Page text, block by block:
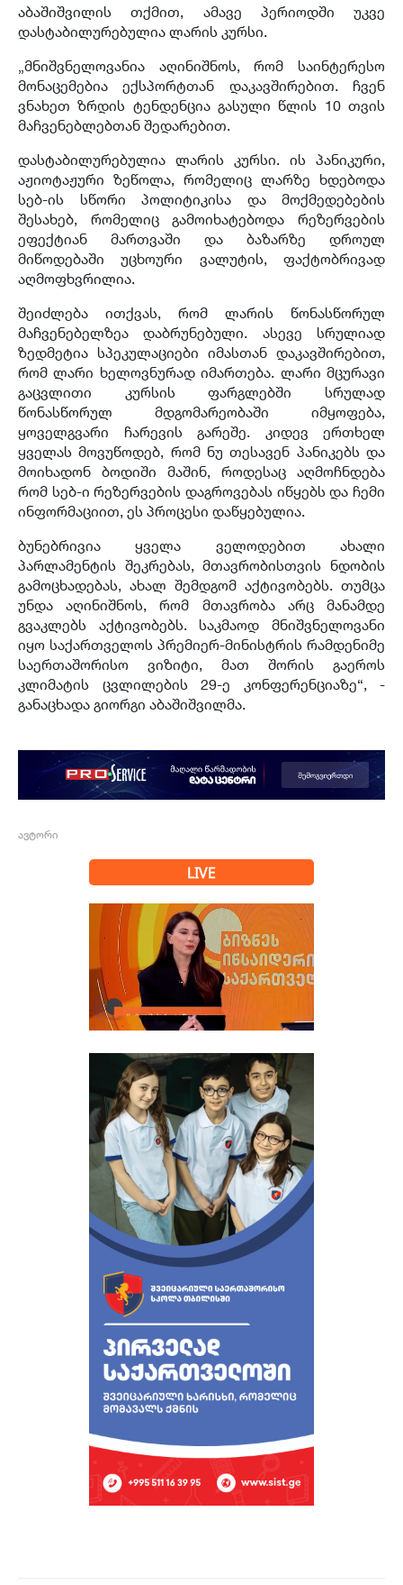
აბაშიშვილის თქმით, ამავე პერიოდში უკვე
დასტაბილურებულია ლარის კურსი.
„მნიშვნელოვანია აღინიშნოს, რომ საინტერესო
მონაცემებია ექსპორტთან დაკავშირებით. ჩვენ
ვნახეთ ზრდის ტენდენცია გასული წლის 10 თვის
მაჩვენებლებთან შედარებით.
დასტაბილურებულია ლარის კურსი. ის პანიკური,
აჟიოტაჟური ზეწოლა, რომელიც ლარზე ხდებოდა
სებ-ის სწორი პოლიტიკისა და მოქმედებების
შესახებ, რომელიც გამოიხატებოდა რეზერვების
ეფექტიან მართვაში და ბაზარზე დროულ
მიწოდებაში უცხოური ვალუტის, ფაქტობრივად
აღმოფხვრილია.
შეიძლება ითქვას, რომ ლარის წონასწორულ
მაჩვენებელზეა დაბრუნებული. ასევე სრულიად
ზედმეტია სპეკულაციები იმასთან დაკავშირებით,
რომ ლარი ხელოვნურად იმართება. ლარი მცურავი
გაცვლითი კურსის ფარგლებში სრულად
წონასწორულ მდგომარეობაში იმყოფება,
ყოველგვარი ჩარევის გარეშე. კიდევ ერთხელ
ყველას მოვუწოდებ, რომ ნუ თესავენ პანიკებს და
მოიხადონ ბოდიში მაშინ, როდესაც აღმოჩნდება
რომ სებ-ი რეზერვების დაგროვებას იწყებს და ჩემი
ინფორმაციით, ეს პროცესი დაწყებულია.
ბუნებრივია ყველა ველოდებით ახალი
პარლამენტის შეკრებას, მთავრობისთვის ნდობის
გამოცხადებას, ახალ შემდგომ აქტივობებს. თუმცა
უნდა აღინიშნოს, რომ მთავრობა არც მანამდე
გვაკლებს აქტივობებს. საკმაოდ მნიშვნელოვანი
იყო საქართველოს პრემიერ-მინისტრის რამდენიმე
საერთაშორისო ვიზიტი, მათ შორის გაეროს
კლიმატის ცვლილების 29-ე კონფერენციაზე“, -
განაცხადა გიორგი აბაშიშვილმა.
ავტორი
LIVE